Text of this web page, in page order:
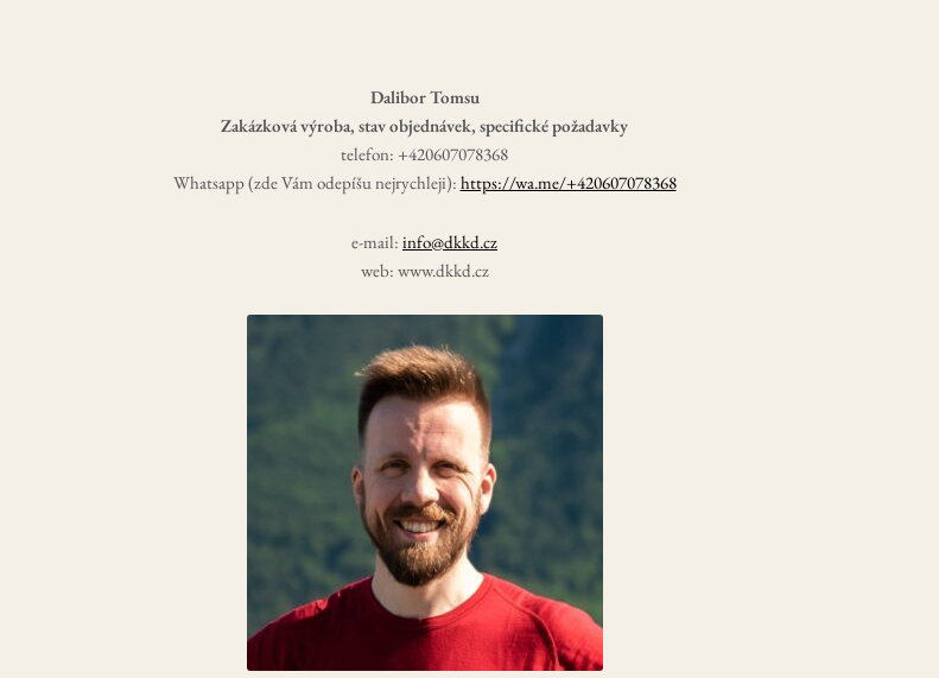
Dalibor Tomsu
Zakázková výroba, stav objednávek, specifické požadavky
telefon: +420607078368
Whatsapp (zde Vám odepíšu nejrychleji): https://wa.me/+420607078368
e-mail: info@dkkd.cz
web: www.dkkd.cz